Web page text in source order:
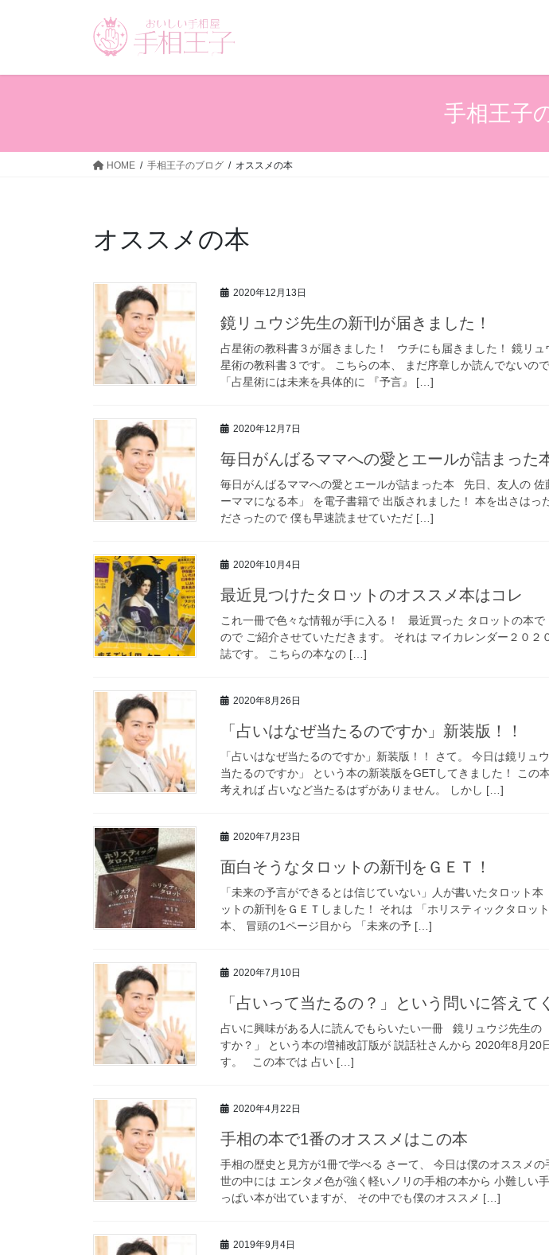
手相王子
HOME 手相王子のブログ オススメの本
オススメの本
2020年12月13日
鏡リュウジ先生の新刊が届きました！
占星術の教科書３が届きました！ ウチにも届きました！ 鏡リュ
星術の教科書３です。 こちらの本、 まだ序章しか読んでないの
「占星術には未来を具体的に 『予言』 […]
2020年12月7日
毎日がんばるママへの愛とエールが詰まった
毎日がんばるママへの愛とエールが詰まった本 先日、友人の 佐
ーママになる本」 を電子書籍で 出版されました！ 本を出さはっ
ださったので 僕も早速読ませていただ […]
2020年10月4日
最近見つけたタロットのオススメ本はコレ
これ一冊で色々な情報が手に入る！ 最近買った タロットの本で
ので ご紹介させていただきます。 それは マイカレンダー２０２
誌です。 こちらの本なの […]
2020年8月26日
「占いはなぜ当たるのですか」新装版！！
「占いはなぜ当たるのですか」新装版！！ さて。 今日は鏡リュ
当たるのですか」 という本の新装版をGETしてきました！ この
考えれば 占いなど当たるはずがありません。 しかし […]
2020年7月23日
面白そうなタロットの新刊をＧＥＴ！
「未来の予言ができるとは信じていない」人が書いたタロット
ットの新刊をＧＥＴしました！ それは 「ホリスティックタロッ
本、 冒頭の1ページ目から 「未来の予 […]
2020年7月10日
「占いって当たるの？」という問いに答えて
占いに興味がある人に読んでもらいたい一冊 鏡リュウジ先生の
すか？」 という本の増補改訂版が 説話社さんから 2020年8月20
す。 この本では 占い […]
2020年4月22日
手相の本で1番のオススメはこの本
手相の歴史と見方が1冊で学べる さーて、 今日は僕のオススメの
世の中には エンタメ色が強く軽いノリの手相の本から 小難しい
っぱい本が出ていますが、 その中でも僕のオススメ […]
2019年9月4日